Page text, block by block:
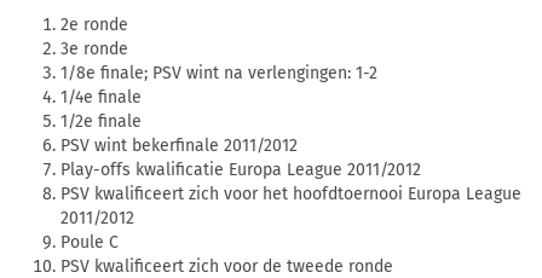
2e ronde
3e ronde
1/8e finale; PSV wint na verlengingen: 1-2
1/4e finale
1/2e finale
PSV wint bekerfinale 2011/2012
Play-offs kwalificatie Europa League 2011/2012
PSV kwalificeert zich voor het hoofdtoernooi Europa League
2011/2012
Poule C
PSV kwalificeert zich voor de tweede ronde